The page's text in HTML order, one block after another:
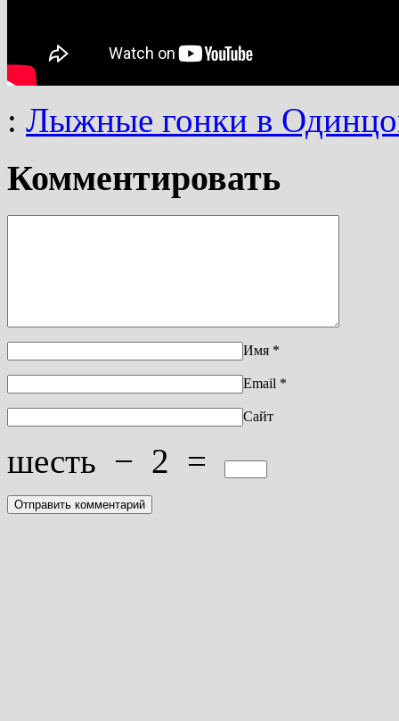
: Лыжные гонки в
Комментировать
Имя *
Email *
Сайт
шесть − 2 =